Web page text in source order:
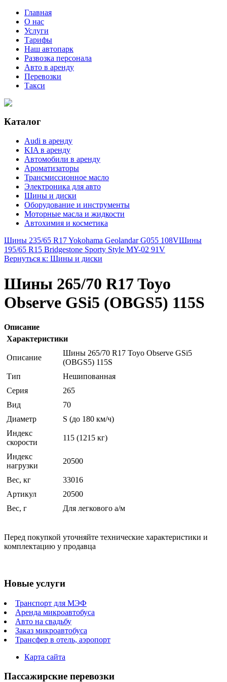
Главная
О нас
Услуги
Тарифы
Наш автопарк
Развозка персонала
Авто в аренду
Перевозки
Такси
Каталог
Audi в аренду
KIA в аренду
Автомобили в аренду
Ароматизаторы
Трансмиссионное масло
Электроника для авто
Шины и диски
Оборудование и инструменты
Моторные масла и жидкости
Автохимия и косметика
Шины 235/65 R17 Yokohama Geolandar G055 108VШины
195/65 R15 Bridgestone Sporty Style MY-02 91V
Вернуться к: Шины и диски
Шины 265/70 R17 Toyo
Observe GSi5 (OBGS5) 115S
Описание
Характеристики
Описание
Шины 265/70 R17 Toyo Observe GSi5
(OBGS5) 115S
Тип
Нешипованная
Серия
265
Вид
70
Диаметр
S (до 180 км/ч)
Индекс
скорости
115 (1215 кг)
Индекс
нагрузки
20500
Вес, кг
33016
Артикул
20500
Вес, г
Для легкового а/м
Перед покупкой уточняйте технические характеристики и
комплектацию у продавца
Новые услуги
Транспорт для МЭФ
Аренда микроавтобуса
Авто на свадьбу
Заказ микроавтобуса
Трансфер в отель, аэропорт
Карта сайта
Пассажирские перевозки